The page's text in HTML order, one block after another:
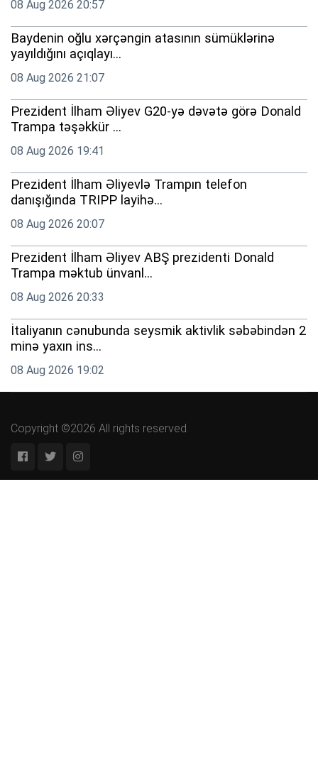
08 Aug 2026 20:57
Baydenin oğlu xərçəngin atasının sümüklərinə
yayıldığını açıqlayı...
08 Aug 2026 21:07
Prezident İlham Əliyev G20-yə dəvətə görə Donald
Trampa təşəkkür ...
08 Aug 2026 19:41
Prezident İlham Əliyevlə Trampın telefon
danışığında TRIPP layihə...
08 Aug 2026 20:07
Prezident İlham Əliyev ABŞ prezidenti Donald
Trampa məktub ünvanl...
08 Aug 2026 20:33
İtaliyanın cənubunda seysmik aktivlik səbəbindən 2
minə yaxın ins...
08 Aug 2026 19:02
Copyright ©2026 All rights reserved.